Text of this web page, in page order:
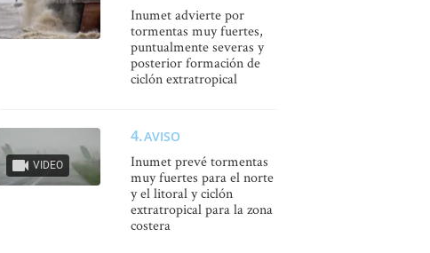
Inumet advierte por
tormentas muy fuertes,
puntualmente severas y
posterior formación de
ciclón extratropical
VIDEO
AVISO
Inumet prevé tormentas
muy fuertes para el norte
y el litoral y ciclón
extratropical para la zona
costera